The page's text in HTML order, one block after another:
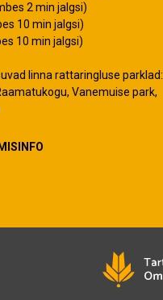
2 min jalgsi)
10 min jalgsi)
10 min jalgsi)
linna rattaringluse parklad:
Vanemuise park,